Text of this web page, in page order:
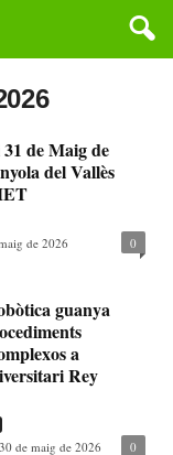
de Maig de
del Vallès
de 2026 0
guanya
a
Rey
30 de maig de 2026 0